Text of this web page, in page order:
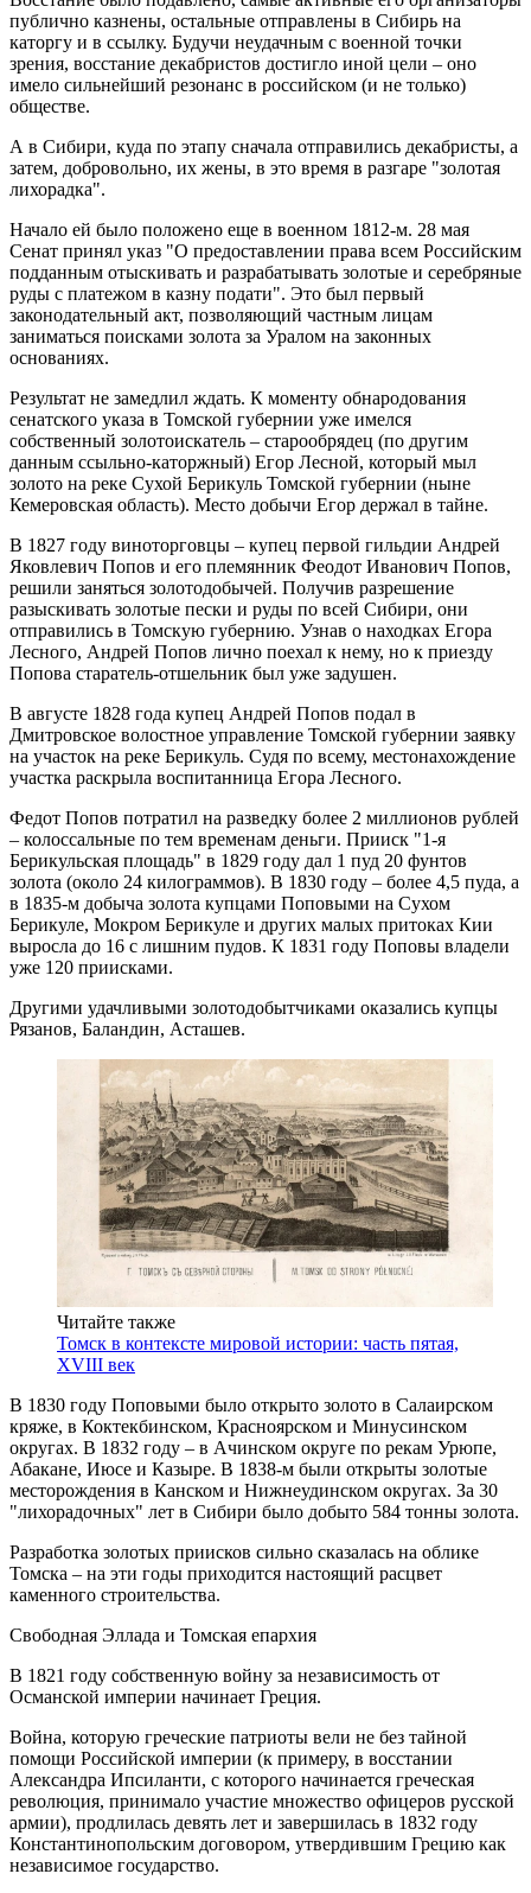
публично казнены, остальные отправлены в Сибирь на
каторгу и в ссылку. Будучи неудачным с военной точки
зрения, восстание декабристов достигло иной цели – оно
имело сильнейший резонанс в российском (и не только)
обществе.
А в Сибири, куда по этапу сначала отправились декабристы, а
затем, добровольно, их жены, в это время в разгаре "золотая
лихорадка".
Начало ей было положено еще в военном 1812-м. 28 мая
Сенат принял указ "О предоставлении права всем Российским
подданным отыскивать и разрабатывать золотые и серебряные
руды с платежом в казну подати". Это был первый
законодательный акт, позволяющий частным лицам
заниматься поисками золота за Уралом на законных
основаниях.
Результат не замедлил ждать. К моменту обнародования
сенатского указа в Томской губернии уже имелся
собственный золотоискатель – старообрядец (по другим
данным ссыльно-каторжный) Егор Лесной, который мыл
золото на реке Сухой Берикуль Томской губернии (ныне
Кемеровская область). Место добычи Егор держал в тайне.
В 1827 году виноторговцы – купец первой гильдии Андрей
Яковлевич Попов и его племянник Феодот Иванович Попов,
решили заняться золотодобычей. Получив разрешение
разыскивать золотые пески и руды по всей Сибири, они
отправились в Томскую губернию. Узнав о находках Егора
Лесного, Андрей Попов лично поехал к нему, но к приезду
Попова старатель-отшельник был уже задушен.
В августе 1828 года купец Андрей Попов подал в
Дмитровское волостное управление Томской губернии заявку
на участок на реке Берикуль. Судя по всему, местонахождение
участка раскрыла воспитанница Егора Лесного.
Федот Попов потратил на разведку более 2 миллионов рублей
– колоссальные по тем временам деньги. Прииск "1-я
Берикульская площадь" в 1829 году дал 1 пуд 20 фунтов
золота (около 24 килограммов). В 1830 году – более 4,5 пуда, а
в 1835-м добыча золота купцами Поповыми на Сухом
Берикуле, Мокром Берикуле и других малых притоках Кии
выросла до 16 с лишним пудов. К 1831 году Поповы владели
уже 120 приисками.
Другими удачливыми золотодобытчиками оказались купцы
Рязанов, Баландин, Асташев.
Читайте также
Томск в контексте мировой истории: часть пятая,
XVIII век
В 1830 году Поповыми было открыто золото в Салаирском
кряже, в Коктекбинском, Красноярском и Минусинском
округах. В 1832 году – в Ачинском округе по рекам Урюпе,
Абакане, Июсе и Казыре. В 1838-м были открыты золотые
месторождения в Канском и Нижнеудинском округах. За 30
"лихорадочных" лет в Сибири было добыто 584 тонны золота.
Разработка золотых приисков сильно сказалась на облике
Томска – на эти годы приходится настоящий расцвет
каменного строительства.
Свободная Эллада и Томская епархия
В 1821 году собственную войну за независимость от
Османской империи начинает Греция.
Война, которую греческие патриоты вели не без тайной
помощи Российской империи (к примеру, в восстании
Александра Ипсиланти, с которого начинается греческая
революция, принимало участие множество офицеров русской
армии), продлилась девять лет и завершилась в 1832 году
Константинопольским договором, утвердившим Грецию как
независимое государство.